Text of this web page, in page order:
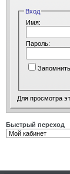
Вход
Имя:
Пароль:
Для просмотра
Быстрый переход